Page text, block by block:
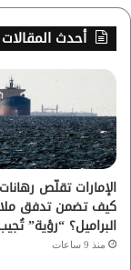
أحدث المقالات
الإمارات تقلّص
كيف تضمن تدفق
البراميل؟ “رؤية”
منذ 9 ساعات